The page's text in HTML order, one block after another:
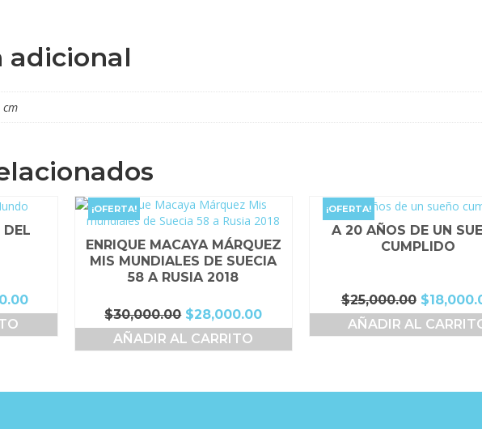
adicional
El
precio
¡OFERTA!
ENRIQUE MACAYA MÁRQUEZ
MIS MUNDIALES DE SUECIA
58 A RUSIA 2018
$30,000.00 El
precio
original
$28,000.00El
precio
AÑADIR AL CARRITO
¡OFERTA!
A 20 AÑOS DE UN
CUMPLIDO
$25,000.00 El
precio
original
$
AÑADIR AL